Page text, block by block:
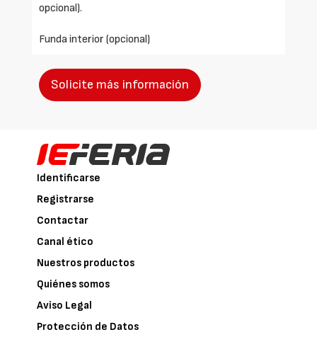
opcional).
Funda interior (opcional)
Solicite más información
Identificarse
Registrarse
Contactar
Canal ético
Nuestros productos
Quiénes somos
Aviso Legal
Protección de Datos